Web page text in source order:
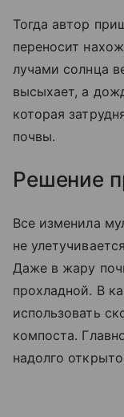
Тогда автор
переносит
лучами солнца
высыхает, а
которая
почвы.
Решение
Все изменила
не
Даже в жару
прохладной. В
использовать
компоста.
надолго